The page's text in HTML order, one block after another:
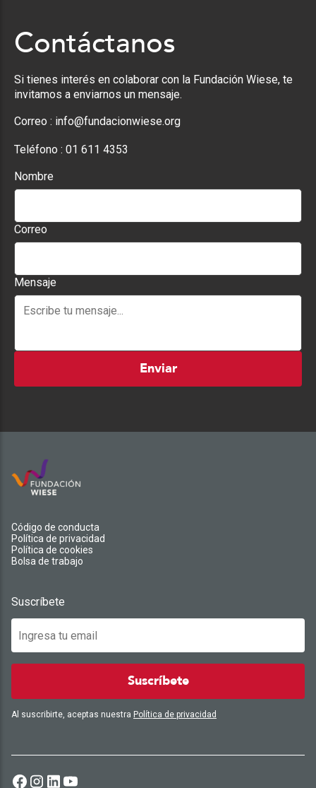
Contáctanos
Si tienes interés en colaborar con la Fundación Wiese, te
invitamos a enviarnos un mensaje.
Correo : info@fundacionwiese.org
Teléfono : 01 611 4353
Nombre
Correo
Mensaje
Enviar
Código de conducta
Política de privacidad
Política de cookies
Bolsa de trabajo
Suscríbete
Suscríbete
Al suscribirte, aceptas nuestra Política de privacidad